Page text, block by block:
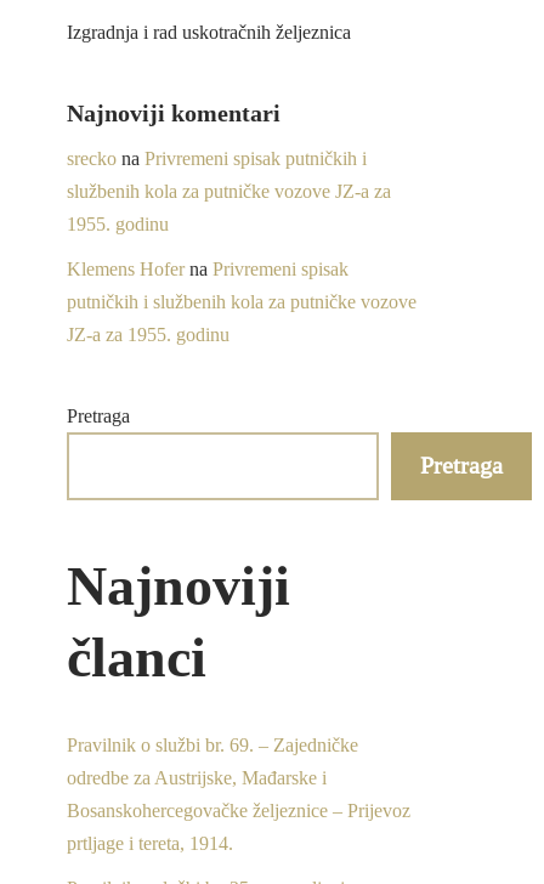
Izgradnja i rad uskotračnih željeznica
Najnoviji komentari
srecko na Privremeni spisak putničkih i
službenih kola za putničke vozove JZ-a za
1955. godinu
Klemens Hoferna Privremeni spisak
putničkih i službenih kola za putničke vozove
JZ-a za 1955. godinu
Pretraga
Pretraga
Najnoviji
članci
Pravilnik o službi br. 69. – Zajedničke
odredbe za Austrijske, Mađarske i
Bosanskohercegovačke željeznice – Prijevoz
prtljage i tereta, 1914.